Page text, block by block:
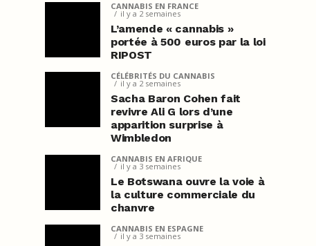
CANNABIS EN FRANCE
il y a 2 semaines
L’amende « cannabis »
portée à 500 euros par la loi
RIPOST
CÉLÉBRITÉS DU CANNABIS
il y a 2 semaines
Sacha Baron Cohen fait
revivre Ali G lors d’une
apparition surprise à
Wimbledon
CANNABIS EN AFRIQUE
il y a 3 semaines
Le Botswana ouvre la voie à
la culture commerciale du
chanvre
CANNABIS EN ESPAGNE
il y a 3 semaines